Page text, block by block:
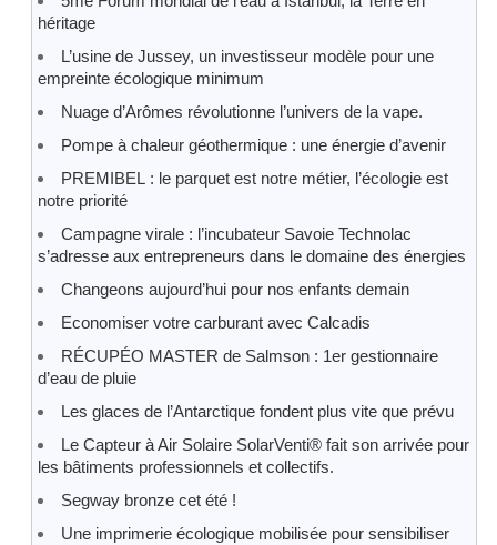
héritage
L’usine de Jussey, un investisseur modèle pour une
empreinte écologique minimum
Nuage d’Arômes révolutionne l’univers de la vape.
Pompe à chaleur géothermique : une énergie d’avenir
PREMIBEL : le parquet est notre métier, l’écologie est
notre priorité
Campagne virale : l’incubateur Savoie Technolac
s’adresse aux entrepreneurs dans le domaine des énergies
Changeons aujourd’hui pour nos enfants demain
Economiser votre carburant avec Calcadis
RÉCUPÉO MASTER de Salmson : 1er gestionnaire
d’eau de pluie
Les glaces de l’Antarctique fondent plus vite que prévu
Le Capteur à Air Solaire SolarVenti® fait son arrivée pour
les bâtiments professionnels et collectifs.
Segway bronze cet été !
Une imprimerie écologique mobilisée pour sensibiliser